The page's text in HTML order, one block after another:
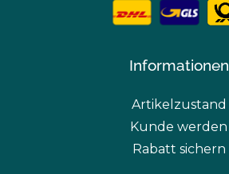
Informationen
Artikelzustand
Kunde werden
Rabatt sichern